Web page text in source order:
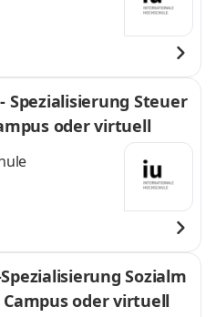
Spezialisierung Steuer
oder virtuell
Sozialm
oder virtuell